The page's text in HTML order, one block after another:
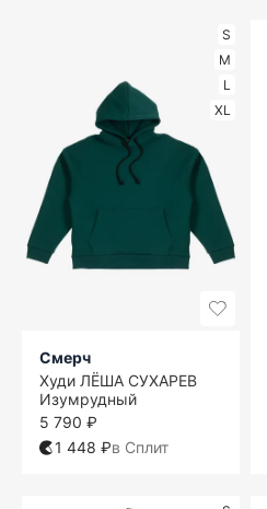
S
M
L
XL
Смерч
Худи ЛЁША СУХАРЕВ
Изумрудный
5 790 ₽
1 448 ₽в Сплит